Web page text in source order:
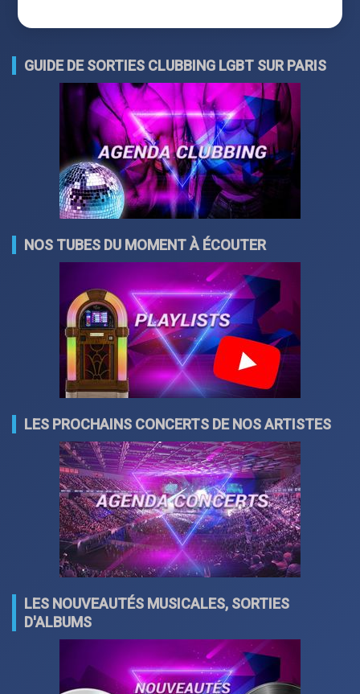
GUIDE DE SORTIES CLUBBING LGBT SUR PARIS
NOS TUBES DU MOMENT À ÉCOUTER
LES PROCHAINS CONCERTS DE NOS ARTISTES
LES NOUVEAUTÉS MUSICALES, SORTIES
D'ALBUMS